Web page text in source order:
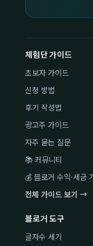
체험단 가이드
초보자 가이드
신청 방법
후기 작성법
광고주 가이드
자주 묻는 질문
📚 커뮤니티
전체 가이드 보기 →
블로거 도구
글자수 세기